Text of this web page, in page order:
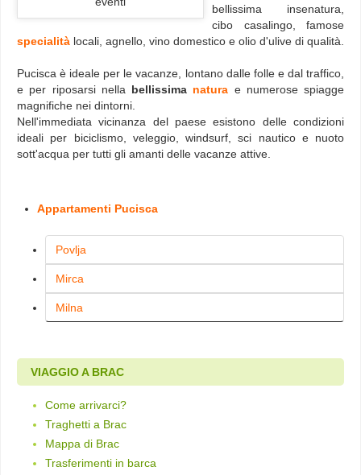
bellissima insenatura,
cibo casalingo, famose
specialità locali, agnello, vino domestico e olio d'ulive di qualità.
Pucisca è ideale per le vacanze, lontano dalle folle e dal traffico,
e per riposarsi nella bellissima natura e numerose spiagge
magnifiche nei dintorni.
Nell'immediata vicinanza del paese esistono delle condizioni
ideali per biciclismo, veleggio, windsurf, sci nautico e nuoto
sott'acqua per tutti gli amanti delle vacanze attive.
Appartamenti Pucisca
Povlja
Mirca
Milna
VIAGGIO A BRAC
Come arrivarci?
Traghetti a Brac
Mappa di Brac
Trasferimenti in barca